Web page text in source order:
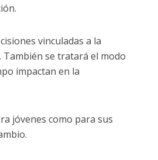
vinculadas a la
También se tratará el modo
impactan en la
jóvenes como para sus